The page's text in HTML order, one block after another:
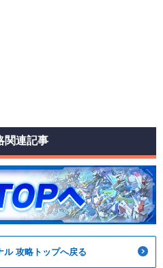
関連記事
ル 攻略トップへ戻る